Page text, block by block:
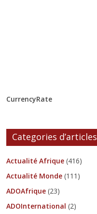
CurrencyRate
Categories d’articles
Actualité Afrique (416)
Actualité Monde (111)
ADOAfrique (23)
ADOInternational (2)